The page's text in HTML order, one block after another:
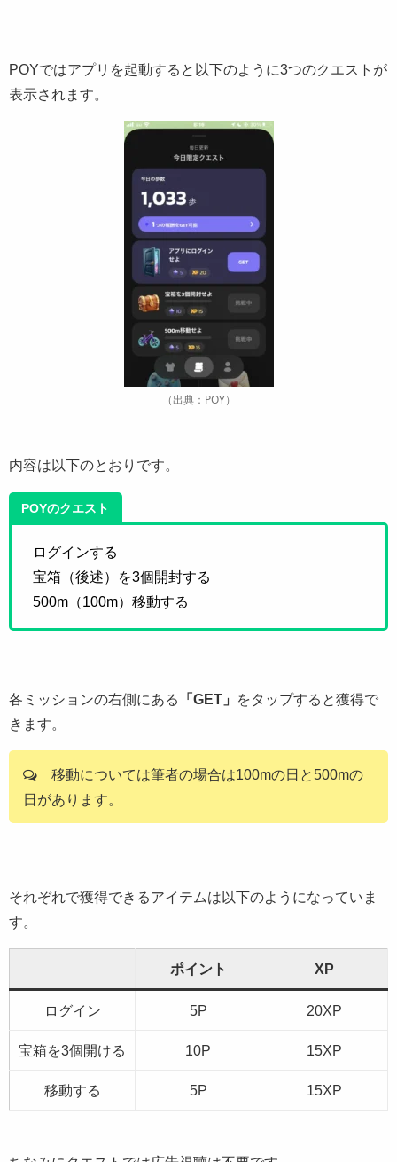
POYではアプリを起動すると以下のように3つのクエストが
表示されます。
（出典：POY）
内容は以下のとおりです。
POYのクエスト
ログインする
宝箱（後述）を3個開封する
500m（100m）移動する
各ミッションの右側にある 「GET」
をタップすると獲得で
きます。
移動については筆者の場合は100mの日と500mの
日があります。
それぞれで獲得できるアイテムは以下のようになっていま
す。
ポイント XP
ログイン 5P 20XP
宝箱を3個開ける 10P 15XP
移動する 5P 15XP